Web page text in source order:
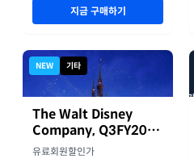
지금 구매하기
NEW 기타
The Walt Disney
Company, Q3FY2026
실적자료
유료회원할인가